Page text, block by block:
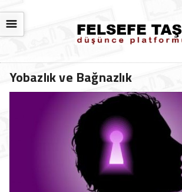
☰
Yobazlık ve Bağnazlık